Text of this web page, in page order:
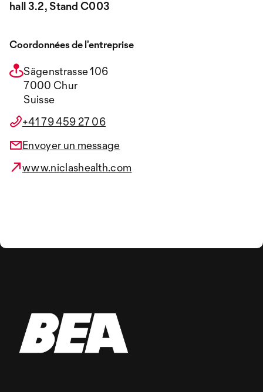
hall 3.2, Stand C003
Coordonnées de l’entreprise
Sägenstrasse 106
7000 Chur
Suisse
+41 79 459 27 06
Envoyer un message
www.niclashealth.com